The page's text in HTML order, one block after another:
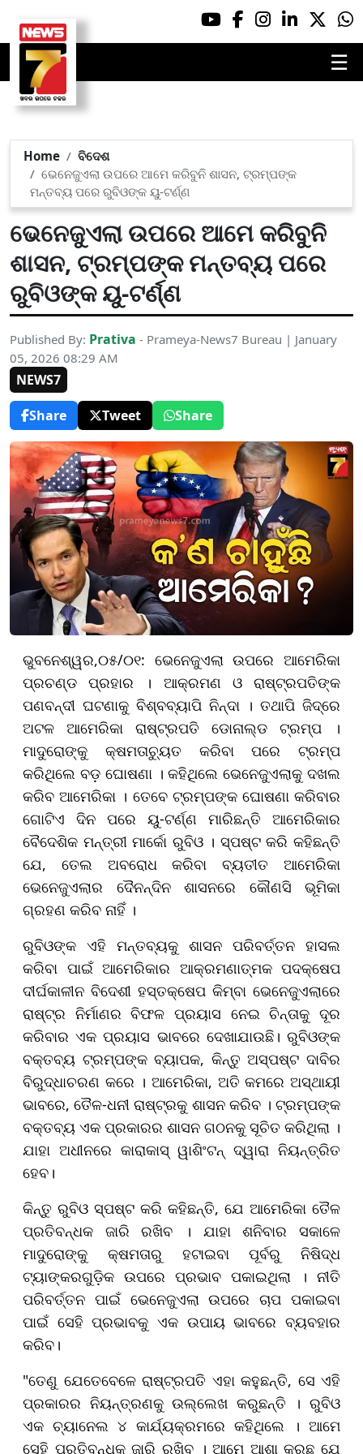
☰
Home
ବିଦେଶ
ଭେନେଜୁଏଲା ଉପରେ ଆମେ କରିବୁନି ଶାସନ, ଟ୍ରମ୍ପଙ୍କ
ମନ୍ତବ୍ୟ ପରେ ରୁବିଓଙ୍କ ୟୁ-ଟର୍ଣ୍ଣ
ଭେନେଜୁଏଲା ଉପରେ ଆମେ କରିବୁନି
ଶାସନ, ଟ୍ରମ୍ପଙ୍କ ମନ୍ତବ୍ୟ ପରେ
ରୁବିଓଙ୍କ ୟୁ-ଟର୍ଣ୍ଣ
Published By: Prativa - Prameya-News7 Bureau | January
05, 2026 08:29 AM
NEWS7
Share
Tweet Share
ଭୁବନେଶ୍ୱର,୦୫/୦୧: ଭେନେଜୁଏଲା ଉପରେ ଆମେରିକା
ପ୍ରଚଣ୍ଡ ପ୍ରହାର । ଆକ୍ରମଣ ଓ ରାଷ୍ଟ୍ରପତିଙ୍କ
ପଣବନ୍ଦୀ ଘଟଣାକୁ ବିଶ୍ବବ୍ୟାପି ନିନ୍ଦା । ତଥାପି ଜିଦ୍‌ରେ
ଅଟଳ ଆମେରିକା ରାଷ୍ଟ୍ରପତି ଡୋନାଲ୍ଡ ଟ୍ରମ୍ପ ।
ମାଦୁରୋଙ୍କୁ କ୍ଷମତାଚ୍ୟୁତ କରିବା ପରେ ଟ୍ରମ୍ପ
କରିଥିଲେ ବଡ଼ ଘୋଷଣା । କହିଥିଲେ ଭେନେଜୁଏଲାକୁ ଦଖଲ
କରିବ ଆମେରିକା । ତେବେ ଟ୍ରମ୍ପଙ୍କ ଘୋଷଣା କରିବାର
ଗୋଟିଏ ଦିନ ପରେ ୟୁ-ଟର୍ଣ୍ଣ ମାରିଛନ୍ତି ଆମେରିକାର
ବୈଦେଶିକ ମନ୍ତ୍ରୀ ମାର୍କୋ ରୁବିଓ । ସ୍ପଷ୍ଟ କରି କହିଛନ୍ତି
ଯେ, ତେଲ ଅବରୋଧ କରିବା ବ୍ୟତୀତ ଆମେରିକା
ଭେନେଜୁଏଲାର ଦୈନନ୍ଦିନ ଶାସନରେ କୌଣସି ଭୂମିକା
ଗ୍ରହଣ କରିବ ନାହିଁ ।
ରୁବିଓଙ୍କ ଏହି ମନ୍ତବ୍ୟକୁ ଶାସନ ପରିବର୍ତ୍ତନ ହାସଲ
କରିବା ପାଇଁ ଆମେରିକାର ଆକ୍ରମଣାତ୍ମକ ପଦକ୍ଷେପ
ଦୀର୍ଘକାଳୀନ ବିଦେଶୀ ହସ୍ତକ୍ଷେପ କିମ୍ବା ଭେନେଜୁଏଲାରେ
ରାଷ୍ଟ୍ର ନିର୍ମାଣର ବିଫଳ ପ୍ରୟାସ ନେଇ ଚିନ୍ତାକୁ ଦୂର
କରିବାର ଏକ ପ୍ରୟାସ ଭାବରେ ଦେଖାଯାଉଛି। ରୁବିଓଙ୍କ
ବକ୍ତବ୍ୟ ଟ୍ରମ୍ପଙ୍କ ବ୍ୟାପକ, କିନ୍ତୁ ଅସ୍ପଷ୍ଟ ଦାବିର
ବିରୁଦ୍ଧାଚରଣ କରେ । ଆମେରିକା, ଅତି କମରେ ଅସ୍ଥାୟୀ
ଭାବରେ, ତୈଳ-ଧନୀ ରାଷ୍ଟ୍ରକୁ ଶାସନ କରିବ । ଟ୍ରମ୍ପଙ୍କ
ବକ୍ତବ୍ୟ ଏକ ପ୍ରକାରର ଶାସନ ଗଠନକୁ ସୂଚିତ କରିଥିଲା ।
​​ଯାହା ଅଧୀନରେ କାରାକାସ୍ ୱାଶିଂଟନ୍ ଦ୍ୱାରା ନିୟନ୍ତ୍ରିତ
ହେବ।
କିନ୍ତୁ ରୁବିଓ ସ୍ପଷ୍ଟ କରି କହିଛନ୍ତି, ଯେ ଆମେରିକା ତୈଳ
ପ୍ରତିବନ୍ଧକ ଜାରି ରଖିବ । ଯାହା ଶନିବାର ସକାଳେ
ମାଦୁରୋଙ୍କୁ କ୍ଷମତାରୁ ହଟାଇବା ପୂର୍ବରୁ ନିଷିଦ୍ଧ
ଟ୍ୟାଙ୍କରଗୁଡ଼ିକ ଉପରେ ପ୍ରଭାବ ପକାଇଥିଲା । ନୀତି
ପରିବର୍ତ୍ତନ ପାଇଁ ଭେନେଜୁଏଲା ଉପରେ ଚାପ ପକାଇବା
ପାଇଁ ସେହି ପ୍ରଭାବକୁ ଏକ ଉପାୟ ଭାବରେ ବ୍ୟବହାର
କରିବ।
"ତେଣୁ ଯେତେବେଳେ ରାଷ୍ଟ୍ରପତି ଏହା କହୁଛନ୍ତି, ସେ ଏହି
ପ୍ରକାରର ନିୟନ୍ତ୍ରଣକୁ ଉଲ୍ଲେଖ କରୁଛନ୍ତି । ରୁବିଓ
ଏକ ଚ୍ୟାନେଲ ୪ କାର୍ଯ୍ୟକ୍ରମରେ କହିଥିଲେ । ଆମେ
ସେହି ପ୍ରତିବନ୍ଧକ ଜାରି ରଖିବୁ । ଆମେ ଆଶା କରୁଛୁ ଯେ